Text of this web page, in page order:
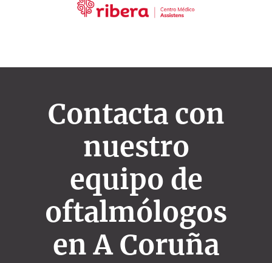
Contacta con
nuestro
equipo de
oftalmólogos
en A Coruña